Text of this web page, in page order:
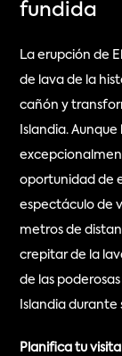
fundida
La erupción de
de lava de la
cañón y
Islandia.
oportunidad de
espectáculo de
metros de
crepitar de la
de las
Islandia durante
Planifica tu